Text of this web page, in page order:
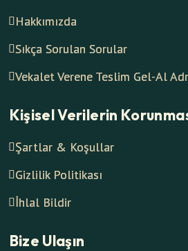
Hakkımızda
Sıkça Sorulan Sorular
Vekalet Verene Teslim Gel-Al
Kişisel Verilerin
Şartlar & Koşullar
Gizlilik Politikası
İhlal Bildir
Bize Ulaşın